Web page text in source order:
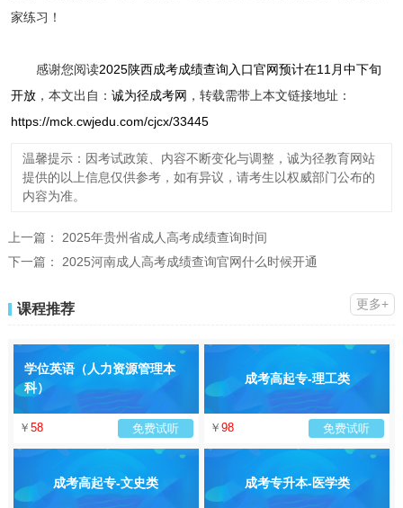
家练习！
感谢您阅读2025陕西成考成绩查询入口官网预计在11月中下旬
开放，本文出自： 诚为径成考网 ，转载需带上本文链接地址：
https://mck.cwjedu.com/cjcx/33445
温馨提示：因考试政策、内容不断变化与调整，诚为径教育网站
提供的以上信息仅供参考，如有异议，请考生以权威部门公布的
内容为准。
上一篇： 2025年贵州省成人高考成绩查询时间
下一篇： 2025河南成人高考成绩查询官网什么时候开通
课程推荐 更多+
学位英语（人力资源管理本
科）
￥ 58 免费试听
成考高起专-理工类
￥ 98 免费试听
成考高起专-文史类 成考专升本-医学类